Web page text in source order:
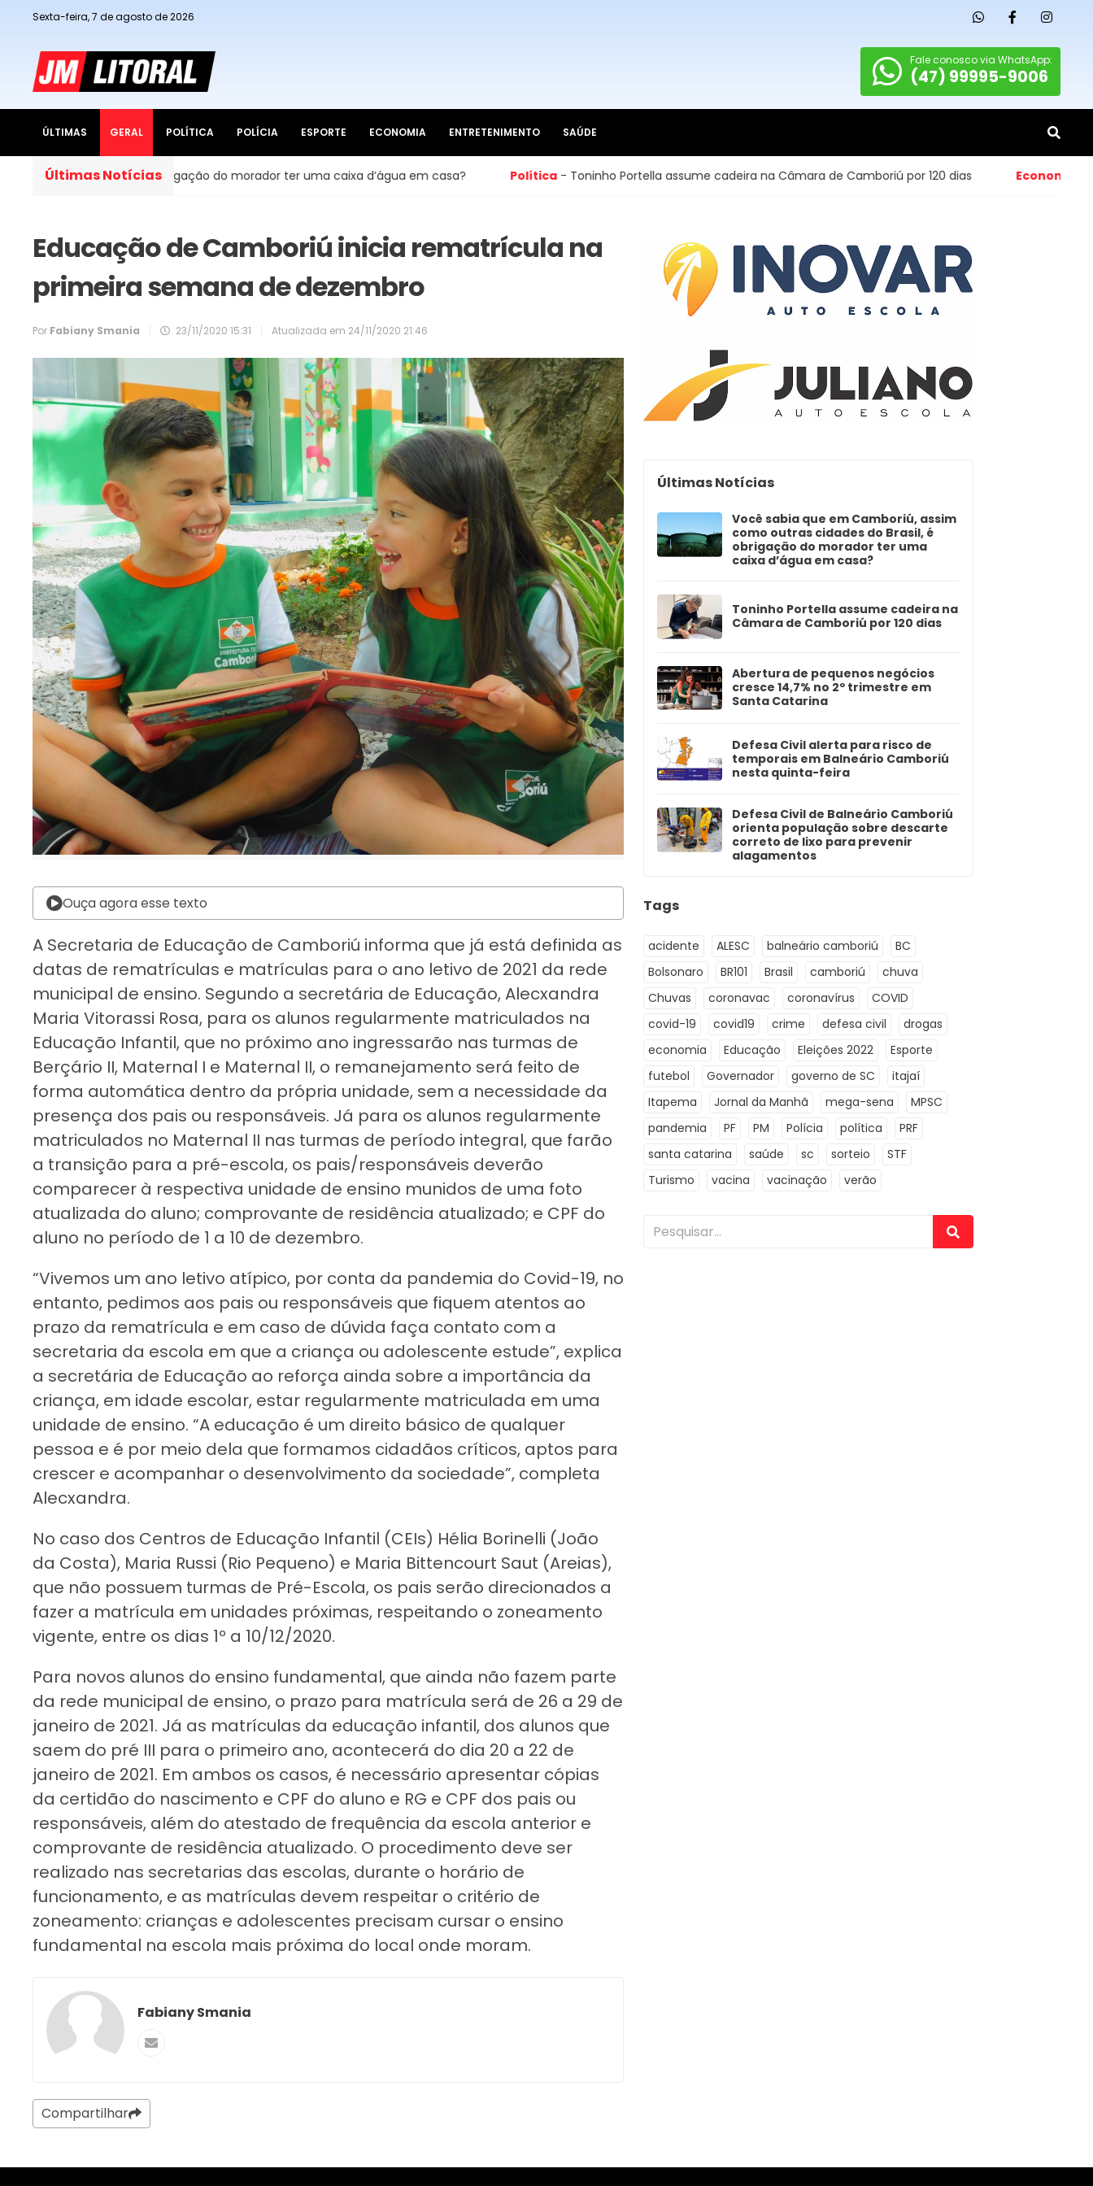
Sexta-feira, 7 de agosto de 2026
Fale conosco via WhatsApp:
(47) 99995-9006
ÚLTIMAS GERAL POLÍTICA POLÍCIA ESPORTE ECONOMIA ENTRETENIMENTO SAÚDE
Últimas Notícias
é obrigação do morador ter uma caixa d’água em casa? Política- Toninho Portella assume cadeira na Câmara de Camboriú por 120 dias Economia - Abertura de
Educação de Camboriú inicia rematrícula na
primeira semana de dezembro
Por Fabiany Smania 23/11/2020 15:31 Atualizada em 24/11/2020 21:46
Ouça agora esse texto
A Secretaria de Educação de Camboriú informa que já está definida as
datas de rematrículas e matrículas para o ano letivo de 2021 da rede
municipal de ensino. Segundo a secretária de Educação, Alecxandra
Maria Vitorassi Rosa, para os alunos regularmente matriculados na
Educação Infantil, que no próximo ano ingressarão nas turmas de
Berçário II, Maternal I e Maternal II, o remanejamento será feito de
forma automática dentro da própria unidade, sem a necessidade da
presença dos pais ou responsáveis. Já para os alunos regularmente
matriculados no Maternal II nas turmas de período integral, que farão
a transição para a pré-escola, os pais/responsáveis deverão
comparecer à respectiva unidade de ensino munidos de uma foto
atualizada do aluno; comprovante de residência atualizado; e CPF do
aluno no período de 1 a 10 de dezembro.
“Vivemos um ano letivo atípico, por conta da pandemia do Covid-19, no
entanto, pedimos aos pais ou responsáveis que fiquem atentos ao
prazo da rematrícula e em caso de dúvida faça contato com a
secretaria da escola em que a criança ou adolescente estude”, explica
a secretária de Educação ao reforça ainda sobre a importância da
criança, em idade escolar, estar regularmente matriculada em uma
unidade de ensino. “A educação é um direito básico de qualquer
pessoa e é por meio dela que formamos cidadãos críticos, aptos para
crescer e acompanhar o desenvolvimento da sociedade”, completa
Alecxandra.
No caso dos Centros de Educação Infantil (CEIs) Hélia Borinelli (João
da Costa), Maria Russi (Rio Pequeno) e Maria Bittencourt Saut (Areias),
que não possuem turmas de Pré-Escola, os pais serão direcionados a
fazer a matrícula em unidades próximas, respeitando o zoneamento
vigente, entre os dias 1º a 10/12/2020.
Para novos alunos do ensino fundamental, que ainda não fazem parte
da rede municipal de ensino, o prazo para matrícula será de 26 a 29 de
janeiro de 2021. Já as matrículas da educação infantil, dos alunos que
saem do pré III para o primeiro ano, acontecerá do dia 20 a 22 de
janeiro de 2021. Em ambos os casos, é necessário apresentar cópias
da certidão do nascimento e CPF do aluno e RG e CPF dos pais ou
responsáveis, além do atestado de frequência da escola anterior e
comprovante de residência atualizado. O procedimento deve ser
realizado nas secretarias das escolas, durante o horário de
funcionamento, e as matrículas devem respeitar o critério de
zoneamento: crianças e adolescentes precisam cursar o ensino
fundamental na escola mais próxima do local onde moram.
Fabiany Smania
Compartilhar
Últimas Notícias
Você sabia que em Camboriú, assim
como outras cidades do Brasil, é
obrigação do morador ter uma
caixa d’água em casa?
Toninho Portella assume cadeira na
Câmara de Camboriú por 120 dias
Abertura de pequenos negócios
cresce 14,7% no 2º trimestre em
Santa Catarina
Defesa Civil alerta para risco de
temporais em Balneário Camboriú
nesta quinta-feira
Defesa Civil de Balneário Camboriú
orienta população sobre descarte
correto de lixo para prevenir
alagamentos
Tags
acidente ALESC balneário camboriú
BC
Bolsonaro
BR101 Brasil camboriú
chuva
Chuvas
coronavac coronavírus
COVID
covid-19
covid19 crime defesa civil
drogas
economia
Educação Eleições 2022
Esporte
futebol
Governador governo de SC
itajaí
Itapema
Jornal da Manhã mega-sena
MPSC
pandemia
PF PM Polícia política
PRF
santa catarina
saúde sc sorteio
STF
Turismo
vacina vacinação verão